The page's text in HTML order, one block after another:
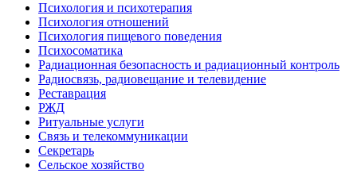
Психология и психотерапия
Психология отношений
Психология пищевого поведения
Психосоматика
Радиационная безопасность и радиационный контроль
Радиосвязь, радиовещание и телевидение
Реставрация
РЖД
Ритуальные услуги
Связь и телекоммуникации
Секретарь
Сельское хозяйство